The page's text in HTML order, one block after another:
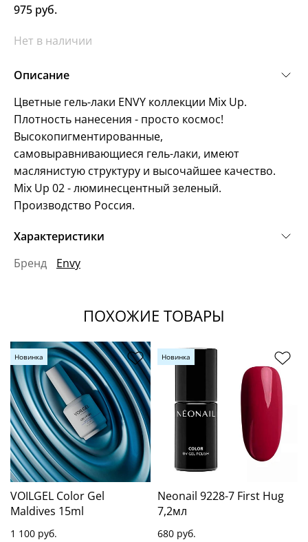
975 руб.
Нет в наличии
Описание
Цветные гель-лаки ENVY коллекции Mix Up.
Плотность нанесения - просто космос!
Высокопигментированные,
самовыравнивающиеся гель-лаки, имеют
маслянистую структуру и высочайшее качество.
Mix Up 02 - люминесцентный зеленый.
Производство Россия.
Характеристики
Бренд
Envy
ПОХОЖИЕ ТОВАРЫ
Новинка
VOILGEL Color Gel
Maldives 15ml
1 100 руб.
Новинка
Neonail 9228-7 First Hug
7,2мл
680 руб.